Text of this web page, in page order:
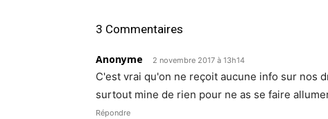
3 Commentaires
Anonyme 2 novembre 2017 à 13h14
C'est vrai qu'on ne reçoit aucune info sur nos
surtout mine de rien pour ne as se faire
Répondre